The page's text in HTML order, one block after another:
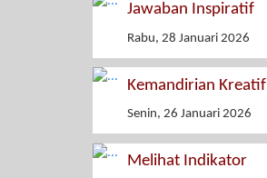
Jawaban Inspiratif
Rabu, 28 Januari 2026
Kemandirian Kreatif
Senin, 26 Januari 2026
Melihat Indikator